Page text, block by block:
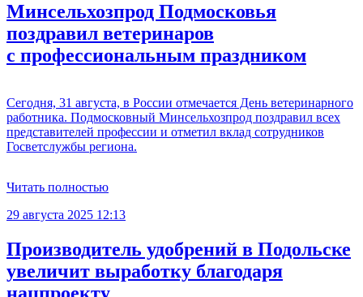
Минсельхозпрод Подмосковья
поздравил ветеринаров
с профессиональным праздником
Сегодня, 31 августа, в России отмечается День ветеринарного
работника. Подмосковный Минсельхозпрод поздравил всех
представителей профессии и отметил вклад сотрудников
Госветслужбы региона.
Читать полностью
29 августа 2025 12:13
Производитель удобрений в Подольске
увеличит выработку благодаря